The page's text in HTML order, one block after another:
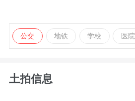
公交 地铁 学校 医院
土拍信息